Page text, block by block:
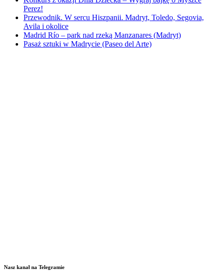
Perez!
Przewodnik. W sercu Hiszpanii. Madryt, Toledo, Segovia,
Avila i okolice
Madrid Río – park nad rzeką Manzanares (Madryt)
Pasaż sztuki w Madrycie (Paseo del Arte)
Nasz kanał na Telegramie